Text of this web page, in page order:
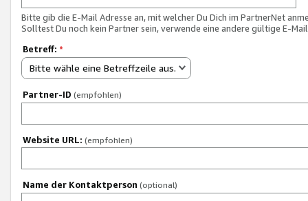
Bitte gib die E-Mail Adresse an, mit welcher Du Dich im PartnerNet
Solltest Du noch kein Partner sein, verwende eine andere gültige E-
Betreff: *
Bitte wähle eine Betreffzeile aus.
Partner-ID (empfohlen)
Website URL: (empfohlen)
Name der Kontaktperson (optional)